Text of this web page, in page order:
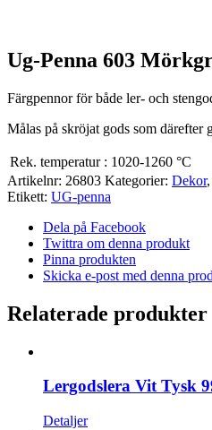
Ug-Penna 603
Färgpennor för både ler- och
Målas på skröjat gods som därefter
Rek. temperatur : 1020-1260 °C
Artikelnr: 26803 Kategorier: Dekor,
Etikett: UG-penna
Dela på Facebook
Twittra om denna produkt
Pinna produkten
Skicka e-post med denna
Relaterade produkter
Lergodslera Vit Tysk
Detaljer